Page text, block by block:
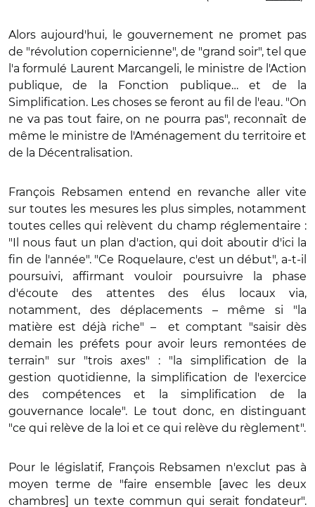
Alors aujourd'hui, le gouvernement ne promet pas
de "révolution copernicienne", de "grand soir", tel que
l'a formulé Laurent Marcangeli, le ministre de l'Action
publique, de la Fonction publique… et de la
Simplification. Les choses se feront au fil de l'eau. "On
ne va pas tout faire, on ne pourra pas", reconnaît de
même le ministre de l'Aménagement du territoire et
de la Décentralisation.
François Rebsamen entend en revanche aller vite
sur toutes les mesures les plus simples, notamment
toutes celles qui relèvent du champ réglementaire :
"Il nous faut un plan d'action, qui doit aboutir d'ici la
fin de l'année". "Ce Roquelaure, c'est un début", a-t-il
poursuivi, affirmant vouloir poursuivre la phase
d'écoute des attentes des élus locaux via,
notamment, des déplacements – même si "la
matière est déjà riche" –
et comptant "saisir dès
demain les préfets pour avoir leurs remontées de
terrain" sur "trois axes" : "la simplification de la
gestion quotidienne, la simplification de l'exercice
des compétences et la simplification de la
gouvernance locale". Le tout donc, en distinguant
"ce qui relève de la loi et ce qui relève du règlement".
Pour le législatif, François Rebsamen n'exclut pas à
moyen terme de "faire ensemble [avec les deux
chambres] un texte commun qui serait fondateur".